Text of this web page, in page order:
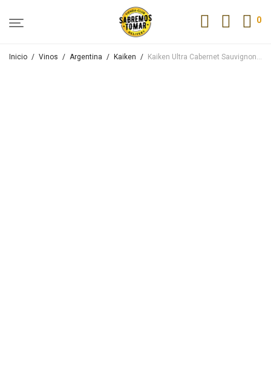
0
Inicio / Vinos / Argentina / Kaiken / Kaiken Ultra Cabernet Sauvignon Leyenda 2019 750ml